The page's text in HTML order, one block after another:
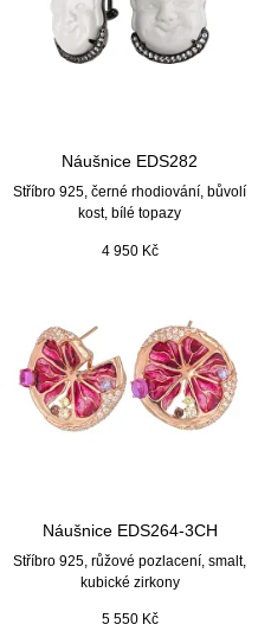
Náušnice EDS282
Stříbro 925, černé rhodiování, bůvolí
kost, bílé topazy
4 950 Kč
Náušnice EDS264-3CH
Stříbro 925, růžové pozlacení, smalt,
kubické zirkony
5 550 Kč